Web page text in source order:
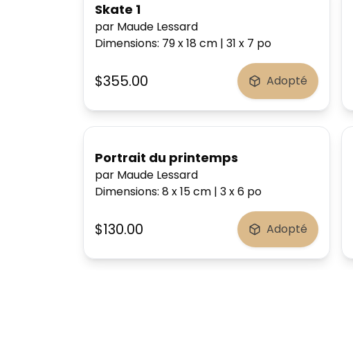
Skate 1
par Maude Lessard
Dimensions: 79 x 18cm | 31 x 7 po
$355.00 Adopté
Portrait du printemps
par Maude Lessard
Dimensions: 8 x 15cm | 3 x 6 po
$130.00 Adopté